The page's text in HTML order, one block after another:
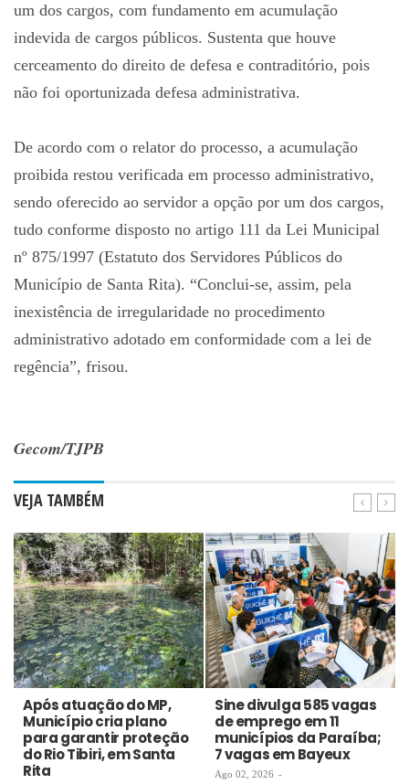
um dos cargos, com fundamento em acumulação
indevida de cargos públicos. Sustenta que houve
cerceamento do direito de defesa e contraditório, pois
não foi oportunizada defesa administrativa.
De acordo com o relator do processo, a acumulação
proibida restou verificada em processo administrativo,
sendo oferecido ao servidor a opção por um dos cargos,
tudo conforme disposto no artigo 111 da Lei Municipal
nº 875/1997 (Estatuto dos Servidores Públicos do
Município de Santa Rita). “Conclui-se, assim, pela
inexistência de irregularidade no procedimento
administrativo adotado em conformidade com a lei de
regência”, frisou.
Gecom/TJPB
VEJA TAMBÉM
Após atuação do MP,
Município cria plano
para garantir proteção
do Rio Tibiri, em Santa
Rita
Sine divulga 585 vagas
de emprego em 11
municípios da Paraíba;
7 vagas em Bayeux
Ago 02, 2026 -